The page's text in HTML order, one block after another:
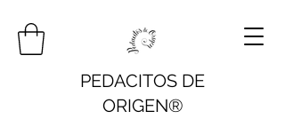
PEDACITOS DE
ORIGEN®